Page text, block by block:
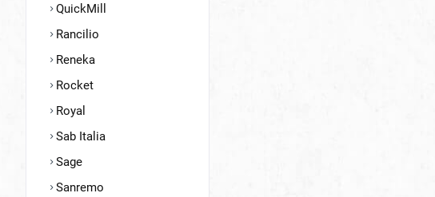
QuickMill
Rancilio
Reneka
Rocket
Royal
Sab Italia
Sage
Sanremo